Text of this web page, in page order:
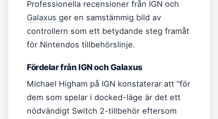
Professionella recensioner från IGN och
Galaxus ger en samstämmig bild av
controllern som ett betydande steg framåt
för Nintendos tillbehörslinje.
Fördelar från IGN och Galaxus
Michael Higham på IGN konstaterar att ”för
dem som spelar i docked-läge är det ett
nödvändigt Switch 2-tillbehör eftersom